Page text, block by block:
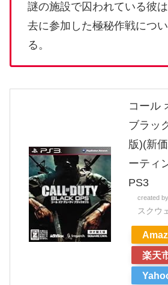
謎の施設で囚われている彼
去に参加した極秘作戦につ
る。
コール
ブラッ
版)(新
ーティ
PS3
created by
スクウ
楽天